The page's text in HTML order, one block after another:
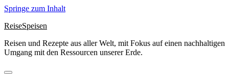
Springe zum Inhalt
ReiseSpeisen
Reisen und Rezepte aus aller Welt, mit Fokus auf einen nachhaltigen
Umgang mit den Ressourcen unserer Erde.